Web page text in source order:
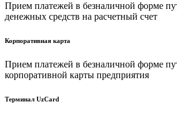
Прием платежей в безналичной форме
денежных средств на расчетный счет
Корпоративная карта
Прием платежей в безналичной форме
корпоративной карты предприятия
Терминал UzCard